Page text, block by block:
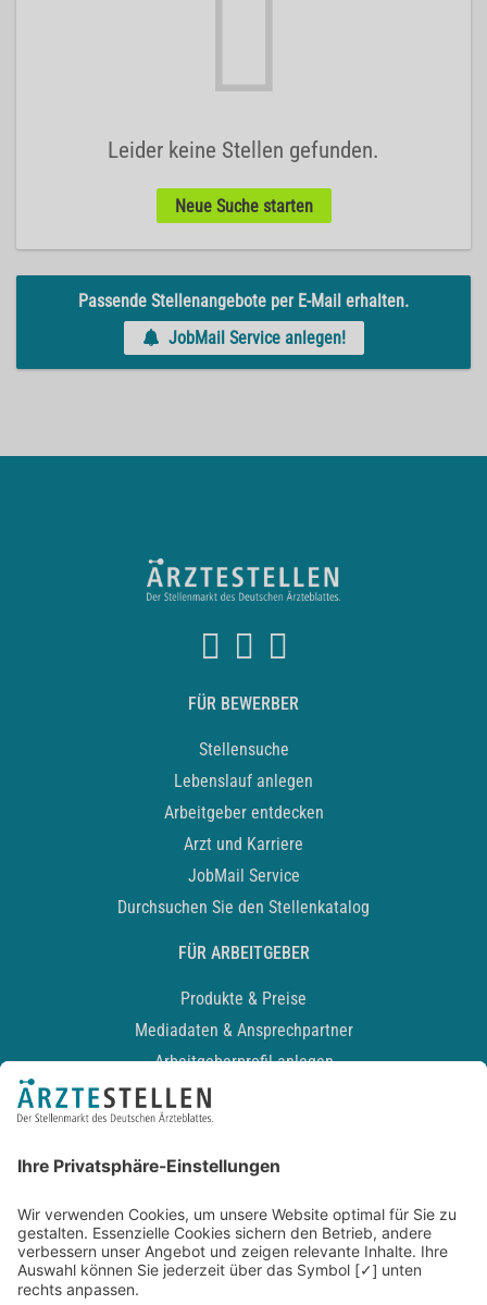
Leider keine Stellen gefunden.
Neue Suche starten
Passende Stellenangebote per E-Mail erhalten.
JobMail Service anlegen!
FÜR BEWERBER
Stellensuche
Lebenslauf anlegen
Arbeitgeber entdecken
Arzt und Karriere
JobMail Service
Durchsuchen Sie den Stellenkatalog
FÜR ARBEITGEBER
Produkte & Preise
Mediadaten & Ansprechpartner
Arbeitgeberprofil anlegen
Recruiting-Podcast
Kontakt
Datenschutz
Newsletter